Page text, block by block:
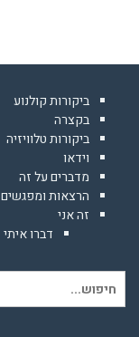
ביקורות קולנוע
בקצרה
ביקורות טלוויזיה
וידאו
מדברים על זה
הרצאות ומפגשים
זה אני
דברו איתי
עבור: